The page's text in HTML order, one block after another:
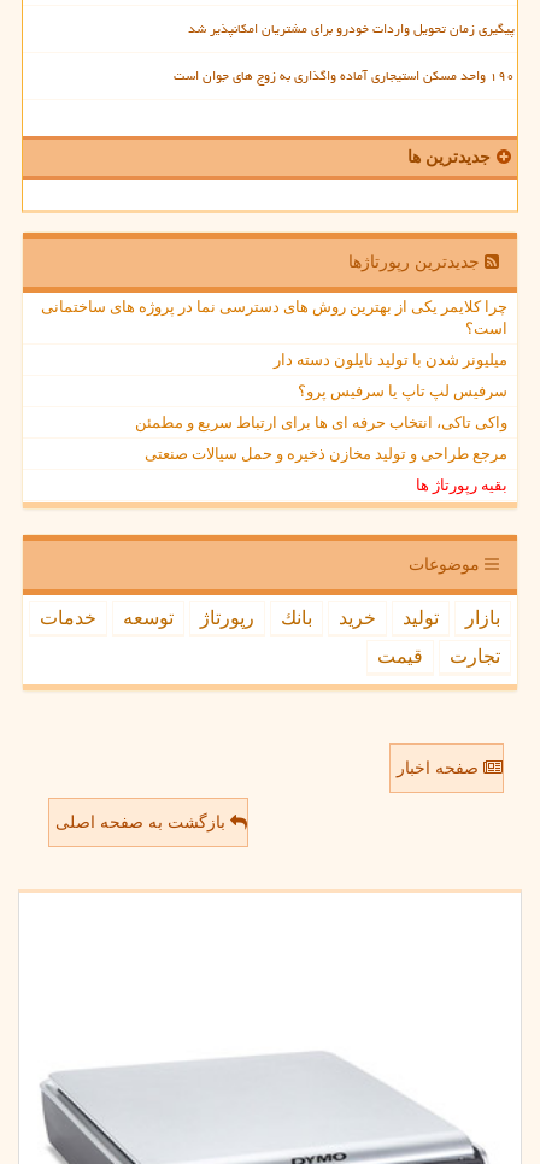
پیگیری زمان تحویل واردات خودرو برای مشتریان امکانپذیر شد
۱۹۰ واحد مسکن استیجاری آماده واگذاری به زوج های جوان است
جدیدترین ها
جدیدترین رپورتاژها
چرا کلایمر یکی از بهترین روش های دسترسی نما در پروژه های ساختمانی
است؟
میلیونر شدن با تولید نایلون دسته دار
سرفیس لپ تاپ یا سرفیس پرو؟
واکی تاکی، انتخاب حرفه ای ها برای ارتباط سریع و مطمئن
مرجع طراحی و تولید مخازن ذخیره و حمل سیالات صنعتی
بقیه رپورتاژ ها
موضوعات
بازار تولید خرید بانك رپورتاژ توسعه
خدمات
تجارت
قیمت
صفحه اخبار
بازگشت به صفحه اصلی